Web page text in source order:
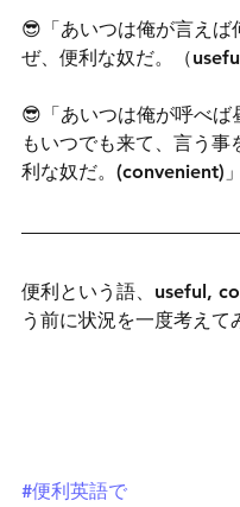
😎「あいつは俺が言えば
ぜ、便利な奴だ。（
😎「あいつは俺が呼べば
もいつでも来て、言う事
利な奴だ。(convenient)」
便利という語、useful,
う前に状況を一度考えて
#便利英語で